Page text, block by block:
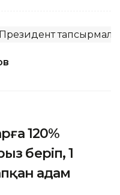
Президент
120%
беріп, 1
адам